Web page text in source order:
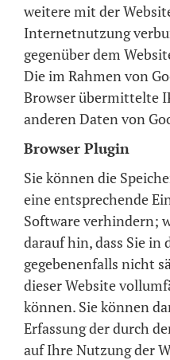
weitere mit der
Internetnutzung
gegenüber dem
Die im Rahmen von
Browser übermittelte
anderen Daten von
Browser Plugin
Sie können die
eine entsprechende
Software verhindern;
darauf hin, dass Sie in
gegebenenfalls nicht
dieser Website
können. Sie können
Erfassung der durch
auf Ihre Nutzung der